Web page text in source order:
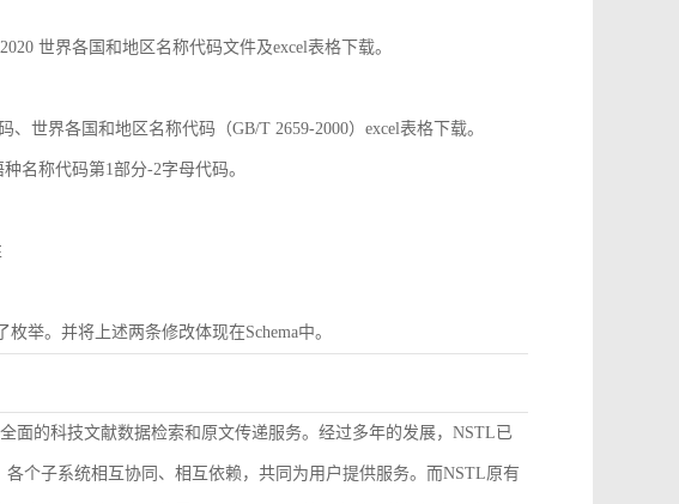
世界各国和地区名称代码文件及excel表格下载。
世界各国和地区名称代码（GB/T 2659-2000）excel表格下载。
名称代码第1部分-2字母代码。
举。并将上述两条修改体现在Schema中。
面的科技文献数据检索和原文传递服务。经过多年的发展，NSTL已
个子系统相互协同、相互依赖，共同为用户提供服务。而NSTL原有